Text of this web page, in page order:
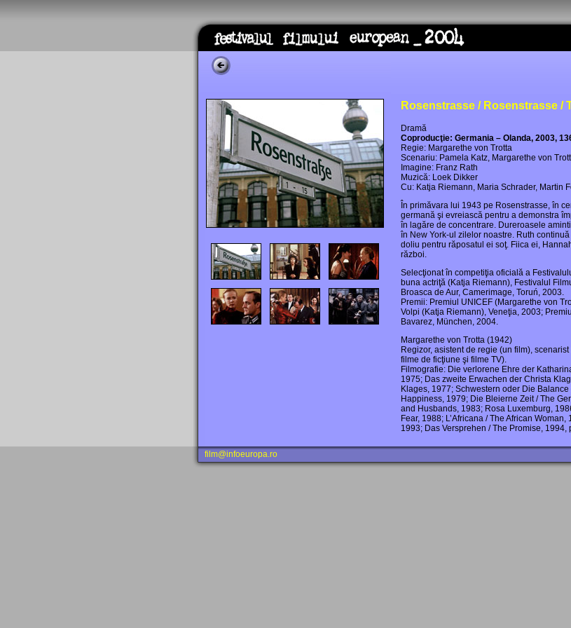
Rosenstrasse / Rosenstrasse /
Dramă
Coproducţie: Germania – Olanda, 2003,
Regie: Margarethe von Trotta
Scenariu: Pamela Katz, Margarethe von
Imagine: Franz Rath
Muzică: Loek Dikker
Cu: Katja Riemann, Maria Schrader, Martin
În primăvara lui 1943 pe Rosenstrasse, în
germană şi evreiască pentru a demonstra
în lagăre de concentrare. Dureroasele
în New York-ul zilelor noastre. Ruth
doliu pentru răposatul ei soţ. Fiica ei,
război.
Selecţionat în competiţia oficială a
buna actriţă (Katja Riemann), Festivalul
Broasca de Aur, Camerimage, Toruń, 2003.
Premii: Premiul UNICEF (Margarethe von
Volpi (Katja Riemann), Veneţia, 2003;
Bavarez, München, 2004.
Margarethe von Trotta (1942)
Regizor, asistent de regie (un film),
filme de ficţiune şi filme TV).
Filmografie: Die verlorene Ehre der
1975; Das zweite Erwachen der Christa
Klages, 1977; Schwestern oder Die
Happiness, 1979; Die Bleierne Zeit / The
and Husbands, 1983; Rosa Luxemburg,
Fear, 1988; L’Africana / The African
1993; Das Versprehen / The Promise, 1994,
film@infoeuropa.ro